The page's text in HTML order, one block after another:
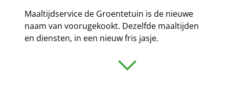
Maaltijdservice de Groentetuin is de nieuwe
naam van voorugekookt. Dezelfde maaltijden
en diensten, in een nieuw fris jasje.